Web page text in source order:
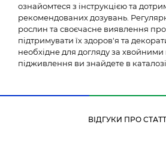
ознайомтеся з інструкцією та
рекомендованих дозувань.
рослин та своєчасне виявлення
підтримувати їх здоров'я та
необхідне для догляду за хвойними
підживлення ви знайдете в
ВІДГУКИ ПРО